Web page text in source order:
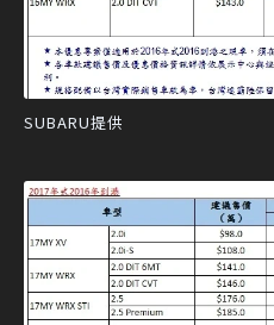
SUBARU提供